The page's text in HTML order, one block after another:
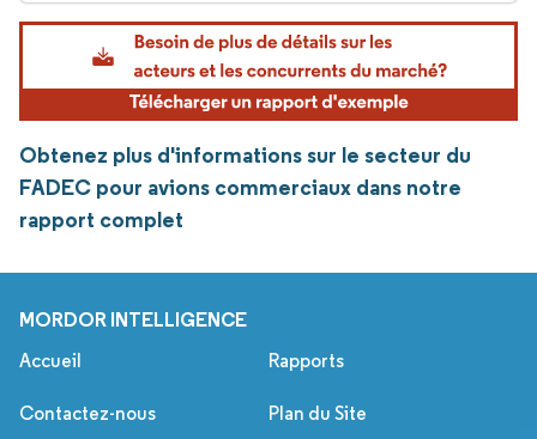
Obtenez plus d'informations sur le secteur du
FADEC pour avions commerciaux dans notre
rapport complet
MORDOR INTELLIGENCE
Accueil Rapports
Contactez-nous Plan du Site